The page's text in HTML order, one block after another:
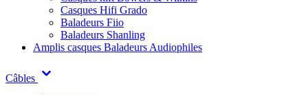
Casques Hifi Grado
Baladeurs Fiio
Baladeurs Shanling
Amplis casques Baladeurs Audiophiles
Câbles